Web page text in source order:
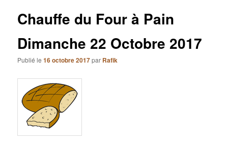
Chauffe du Four à Pain
Dimanche 22 Octobre 2017
Publié le16 octobre 2017par Rafik